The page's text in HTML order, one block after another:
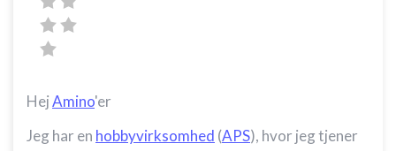
HejAmino'er
Jeg har en hobbyvirksomhed (APS), hvor jeg tjener